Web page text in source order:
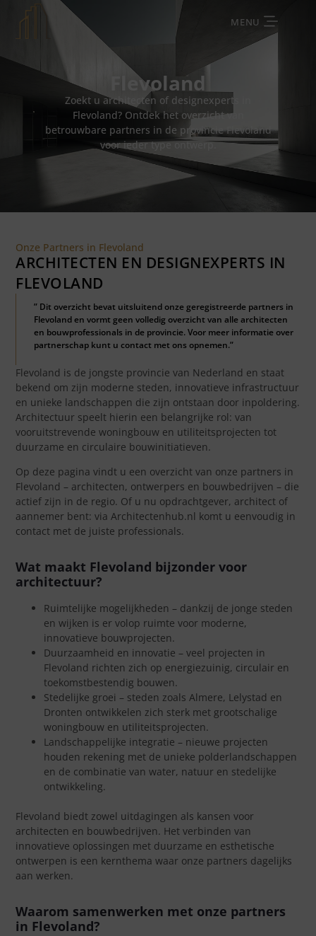
MENU
Flevoland
Zoekt u architecten of designexperts in
Flevoland? Ontdek het overzicht van
betrouwbare partners in de provincie Flevoland
voor ieder type ontwerp.
Onze Partners in Flevoland
ARCHITECTEN EN DESIGNEXPERTS IN
FLEVOLAND
” Dit overzicht bevat uitsluitend onze geregistreerde partners in
Flevoland en vormt geen volledig overzicht van alle architecten
en bouwprofessionals in de provincie. Voor meer informatie over
partnerschap kunt u contact met ons opnemen.”
Flevoland is de jongste provincie van Nederland en staat
bekend om zijn moderne steden, innovatieve infrastructuur
en unieke landschappen die zijn ontstaan door inpoldering.
Architectuur speelt hierin een belangrijke rol: van
vooruitstrevende woningbouw en utiliteitsprojecten tot
duurzame en circulaire bouwinitiatieven.
Op deze pagina vindt u een overzicht van onze partners in
Flevoland – architecten, ontwerpers en bouwbedrijven – die
actief zijn in de regio. Of u nu opdrachtgever, architect of
aannemer bent: via Architectenhub.nl komt u eenvoudig in
contact met de juiste professionals.
Wat maakt Flevoland bijzonder voor
architectuur?
Ruimtelijke mogelijkheden – dankzij de jonge steden
en wijken is er volop ruimte voor moderne,
innovatieve bouwprojecten.
Duurzaamheid en innovatie – veel projecten in
Flevoland richten zich op energiezuinig, circulair en
toekomstbestendig bouwen.
Stedelijke groei – steden zoals Almere, Lelystad en
Dronten ontwikkelen zich sterk met grootschalige
woningbouw en utiliteitsprojecten.
Landschappelijke integratie – nieuwe projecten
houden rekening met de unieke polderlandschappen
en de combinatie van water, natuur en stedelijke
ontwikkeling.
Flevoland biedt zowel uitdagingen als kansen voor
architecten en bouwbedrijven. Het verbinden van
innovatieve oplossingen met duurzame en esthetische
ontwerpen is een kernthema waar onze partners dagelijks
aan werken.
Waarom samenwerken met onze partners
in Flevoland?